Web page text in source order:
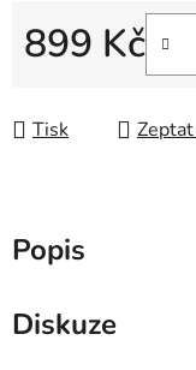
899 Kč
Tisk
Popis
Diskuze